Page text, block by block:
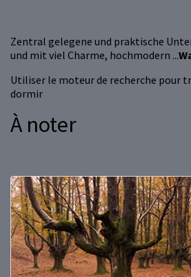
Zentral gelegene und praktische
und mit viel Charme, hochmodern ...
Utiliser le moteur de recherche pour
dormir
À noter